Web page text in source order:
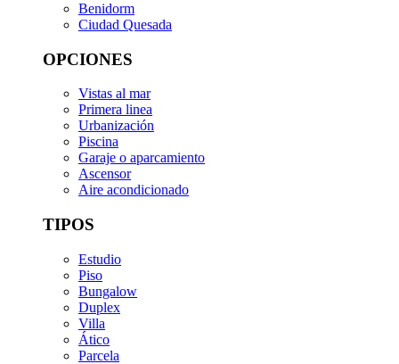
Benidorm
Ciudad Quesada
OPCIONES
Vistas al mar
Primera linea
Urbanización
Piscina
Garaje o aparcamiento
Ascensor
Aire acondicionado
TIPOS
Estudio
Piso
Bungalow
Duplex
Villa
Ático
Parcela